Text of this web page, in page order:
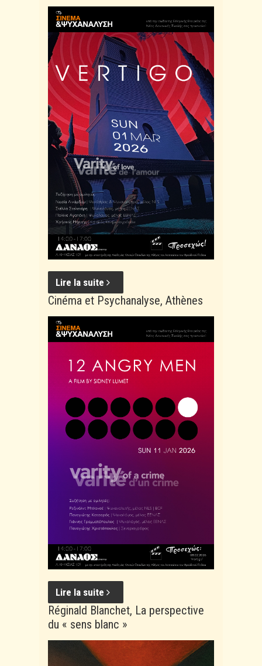
Lire la suite
Cinéma et Psychanalyse, Athènes
Lire la suite
Réginald Blanchet, La perspective
du « sens blanc »